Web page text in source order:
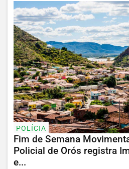
POLÍCIA
Fim de Semana
Policial de Orós registra
e...